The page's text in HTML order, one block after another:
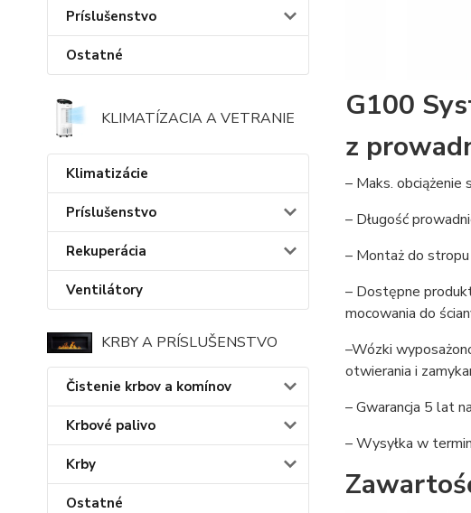
Príslušenstvo
Ostatné
KLIMATÍZACIA A VETRANIE
Klimatizácie
Príslušenstvo
Rekuperácia
Ventilátory
KRBY A PRÍSLUŠENSTVO
Čistenie krbov a komínov
Krbové palivo
Krby
Ostatné
G100
z
– Maks. obciążenie
– Długość
– Montaż do
– Dostępne
mocowania do
–Wózki
otwierania i
– Gwarancja 5 lat
– Wysyłka w